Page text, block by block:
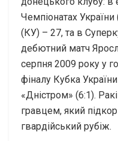
Чемпіонатах
(КУ) – 27, та в
дебютний матч
серпня 2009 року у
фіналу Кубка
«Дністром» (6:1).
гравцем, який
гвардійський рубіж.